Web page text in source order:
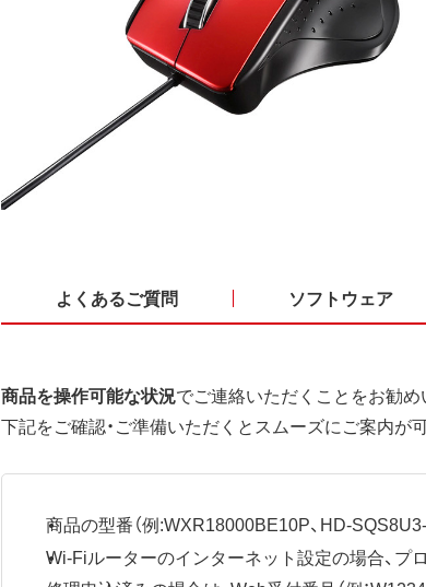
よくあるご質問 ソフトウェア
商品を操作可能な状況でご連絡いただくことをお勧
下記をご確認・ご準備いただくとスムーズにご案内が
商品の型番（例:WXR18000BE10P、HD-SQS8U3-
Wi-Fiルーターのインターネット設定の場合、